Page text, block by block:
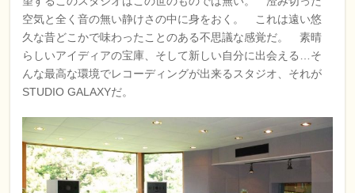
空気と全く音の無い静けさの中に身をおく。 これは遠い悠
久な昔どこかで味わったことのある不思議な感覚だ。 素晴
らしいアイディアの宝庫、そして新しい自分に出会える…そ
んな最高な環境でレコーディングが出来るスタジオ、それが
STUDIO GALAXYだ。